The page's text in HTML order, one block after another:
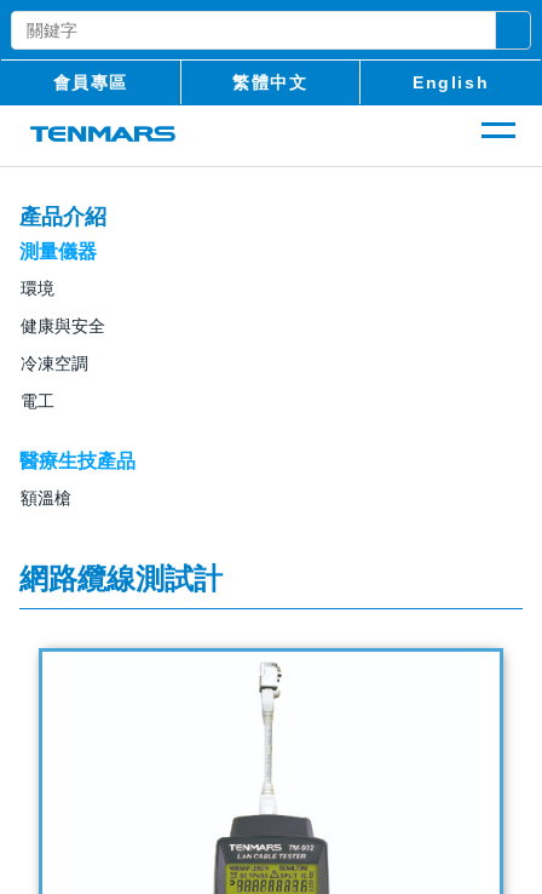
會員專區 繁體中文 English
產品介紹
測量儀器
環境
健康與安全
冷凍空調
電工
醫療生技產品
額溫槍
網路纜線測試計